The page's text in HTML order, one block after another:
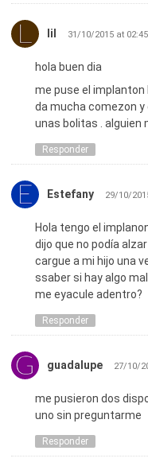
lil 31/10/2015 at 02:45
hola buen dia
me puse el
da mucha comezon
unas bolitas . alguien
Responder
Estefany 29/10/
Hola tengo el
dijo que no podía
cargue a mi hijo una
ssaber si hay algo
me eyacule adentro?
Responder
guadalupe 27/10/
me pusieron dos
uno sin preguntarme
Responder